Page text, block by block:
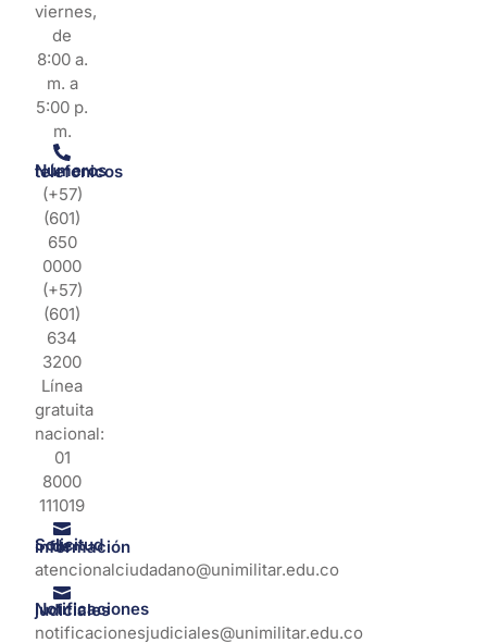
viernes,
de
8:00 a.
m. a
5:00 p.
m.
Números telefonicos
(+57)
(601)
650
0000
(+57)
(601)
634
3200
Línea
gratuita
nacional:
01
8000
111019
Solicitud de información
atencionalciudadano@unimilitar.edu.co
Notificaciones judiciales
notificacionesjudiciales@unimilitar.edu.co